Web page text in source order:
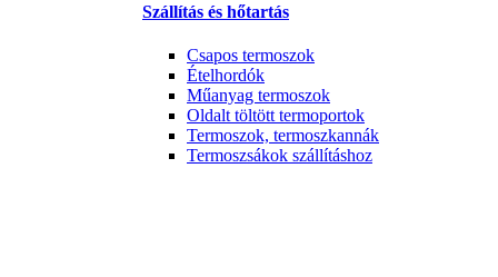
Szállítás és hőtartás
Csapos termoszok
Ételhordók
Műanyag termoszok
Oldalt töltött termoportok
Termoszok, termoszkannák
Termoszsákok szállításhoz